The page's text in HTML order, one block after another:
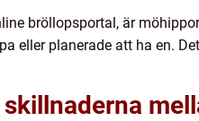
bröllopsportal, är
eller planerade att ha en.